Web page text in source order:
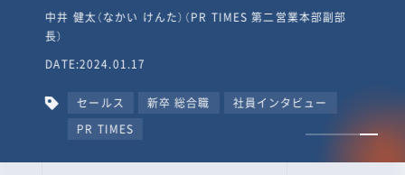
タビュー #PR
TIMESな人たち
中井 健太（なかい けんた）（PR TIMES 第二営業本部副部
長）
DATE:2024.01.17
セールス 新卒 総合職
社員インタビュー
PR TIMES